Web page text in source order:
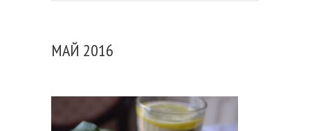
МАЙ 2016